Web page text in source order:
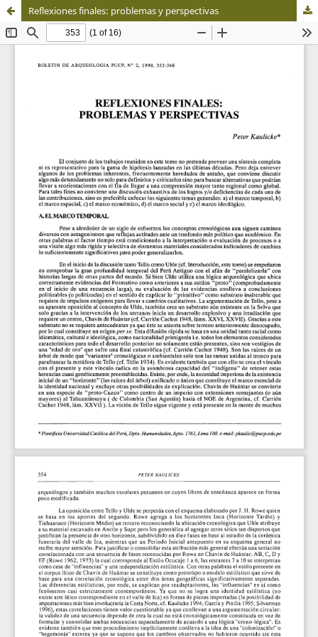
Reflexiones finales: problemas y perspectivas